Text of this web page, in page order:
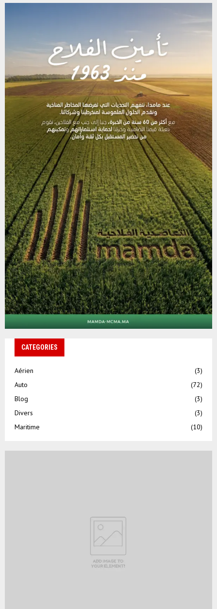
CATEGORIES
Aérien
(3)
Auto
(72)
Blog
(3)
Divers
(3)
Maritime
(10)